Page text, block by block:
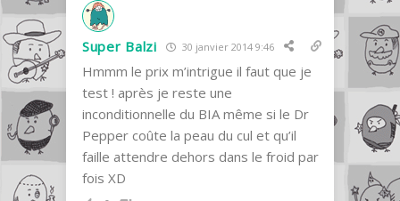
Super Balzi 30 janvier 2014 9:46
Hmmm le prix m’intrigue il faut que je
test ! après je reste une
inconditionnelle du BIA même si le Dr
Pepper coûte la peau du cul et qu’il
faille attendre dehors dans le froid par
fois XD